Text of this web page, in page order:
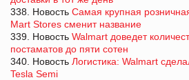
338. Новость Самая крупная
Mart Stores сменит название
339. Новость Walmart доведет
постаматов до пяти сотен
340. Новость Логистика: Walmart
Tesla Semi